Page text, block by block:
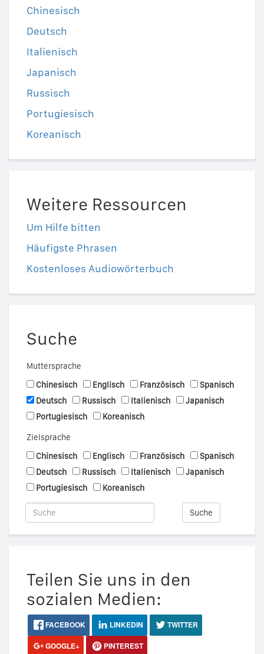
Chinesisch
Deutsch
Italienisch
Japanisch
Russisch
Portugiesisch
Koreanisch
Weitere Ressourcen
Um Hilfe bitten
Häufigste Phrasen
Kostenloses Audiowörterbuch
Suche
Muttersprache
Chinesisch
Englisch Französisch
Spanisch
Deutsch
Russisch Italienisch
Japanisch
Portugiesisch
Koreanisch
Zielsprache
Chinesisch
Englisch Französisch
Spanisch
Deutsch
Russisch Italienisch
Japanisch
Portugiesisch
Koreanisch
Suche
Teilen Sie uns in den
sozialen Medien:
FACEBOOK LINKEDIN
TWITTER
GOOGLE+
PINTEREST